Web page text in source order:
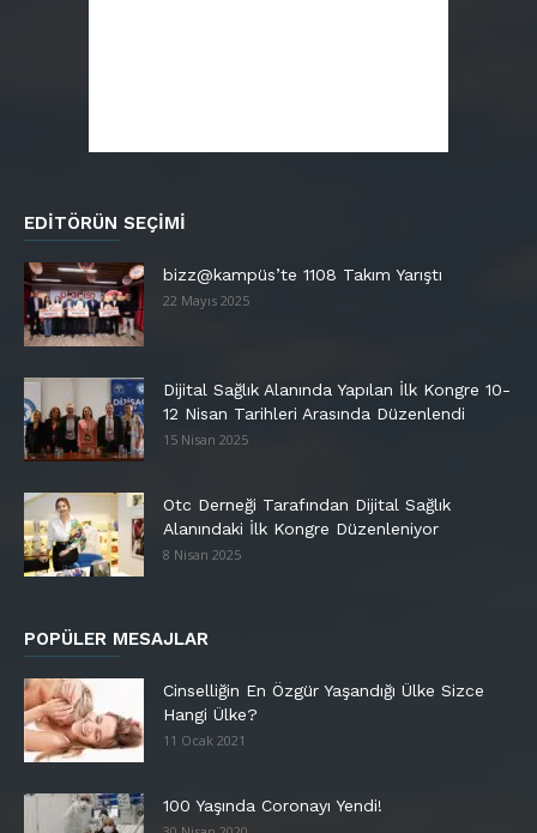
EDITÖRÜN SEÇIMI
bizz@kampüs’te 1108 Takım Yarıştı
22 Mayıs 2025
Dijital Sağlık Alanında Yapılan İlk Kongre 10-
12 Nisan Tarihleri Arasında Düzenlendi
15 Nisan 2025
Otc Derneği Tarafından Dijital Sağlık
Alanındaki İlk Kongre Düzenleniyor
8 Nisan 2025
POPÜLER MESAJLAR
Cinselliğin En Özgür Yaşandığı Ülke Sizce
Hangi Ülke?
11 Ocak 2021
100 Yaşında Coronayı Yendi!